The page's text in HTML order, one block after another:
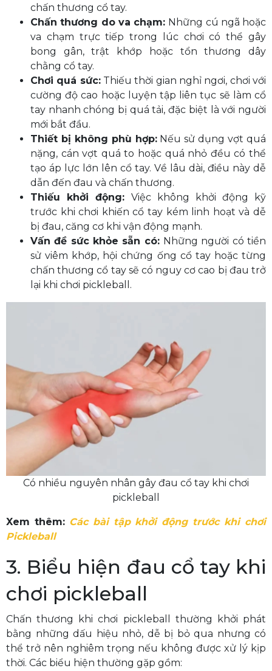
chấn thương cổ tay.
Chấn thương do va chạm: Những cú ngã hoặc
va chạm trực tiếp trong lúc chơi có thể gây
bong gân, trật khớp hoặc tổn thương dây
chằng cổ tay.
Chơi quá sức:Thiếu thời gian nghỉ ngơi, chơi với
cường độ cao hoặc luyện tập liên tục sẽ làm cổ
tay nhanh chóng bị quá tải, đặc biệt là với người
mới bắt đầu.
Thiết bị không phù hợp:Nếu sử dụng vợt quá
nặng, cán vợt quá to hoặc quá nhỏ đều có thể
tạo áp lực lớn lên cổ tay. Về lâu dài, điều này dễ
dẫn đến đau và chấn thương.
Thiếu khởi động: Việc không khởi động kỹ
trước khi chơi khiến cổ tay kém linh hoạt và dễ
bị đau, căng cơ khi vận động mạnh.
Vấn đề sức khỏe sẵn có: Những người có tiền
sử viêm khớp, hội chứng ống cổ tay hoặc từng
chấn thương cổ tay sẽ có nguy cơ cao bị đau trở
lại khi chơi pickleball.
Có nhiều nguyên nhân gây đau cổ tay khi chơi
pickleball
Xem thêm: Các bài tập khởi động trước khi chơi
Pickleball
3. Biểu hiện đau cổ tay khi
chơi pickleball
Chấn thương khi chơi pickleball thường khởi phát
bằng những dấu hiệu nhỏ, dễ bị bỏ qua nhưng có
thể trở nên nghiêm trọng nếu không được xử lý kịp
thời. Các biểu hiện thường gặp gồm: